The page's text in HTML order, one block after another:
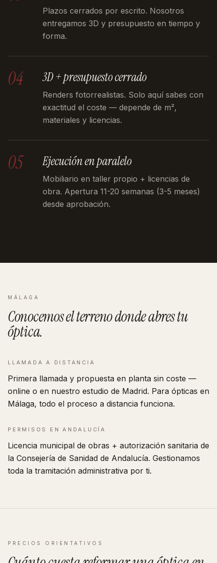
Plazos cerrados por escrito. Nosotros
entregamos 3D y presupuesto en tiempo y
forma.
04 3D + presupuesto cerrado
Renders fotorrealistas. Solo aquí sabes con
exactitud el coste — depende de m²,
materiales y licencias.
05 Ejecución en paralelo
Mobiliario en taller propio + licencias de
obra. Apertura 11-20 semanas (3-5 meses)
desde aprobación.
MÁLAGA
Conocemos el terreno donde abres tu
óptica.
LLAMADA A DISTANCIA
Primera llamada y propuesta en planta sin coste —
online o en nuestro estudio de Madrid. Para ópticas en
Málaga, todo el proceso a distancia funciona.
PERMISOS EN ANDALUCÍA
Licencia municipal de obras + autorización sanitaria de
la Consejería de Sanidad de Andalucía. Gestionamos
toda la tramitación administrativa por ti.
PRECIOS ORIENTATIVOS